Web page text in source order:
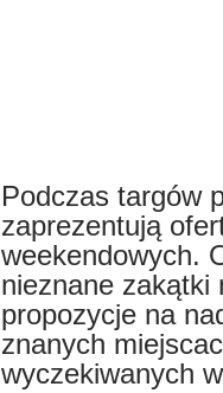
Podczas targów
zaprezentują
weekendowych.
nieznane zakątki
propozycje na
znanych
wyczekiwanych